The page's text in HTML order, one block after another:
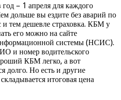
– 1 апреля для каждого
дольше вы ездите без аварий по
тем дешевле страховка. КБМ у
его можно на сайте
системы (НСИС).
и номер водительского
КБМ легко, а вот
долго. Но есть и другие
итоговая цена